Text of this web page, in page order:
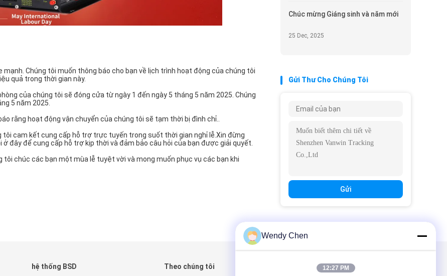
Chúng tôi muốn thông báo cho bạn về lịch trình hoạt động của chúng tôi
quả trong thời gian này.
của chúng tôi sẽ đóng cửa từ ngày 1 đến ngày 5 tháng 5 năm 2025. Chúng
5 năm 2025.
rằng hoạt động vận chuyển của chúng tôi sẽ tạm thời bị đình chỉ..
cam kết cung cấp hỗ trợ trực tuyến trong suốt thời gian nghỉ lễ.Xin đừng
đây để cung cấp hỗ trợ kịp thời và đảm bảo câu hỏi của bạn được giải quyết.
chúc các bạn một mùa lễ tuyệt vời và mong muốn phục vụ các bạn khi
Chúc mừng Giáng sinh và năm mới
25 Dec, 2025
Gửi Thư Cho Chúng Tôi
Gửi
hệ thống BSD Theo chúng tôi Gửi thư cho chúng tôi
Wendy Chen
12:27 PM